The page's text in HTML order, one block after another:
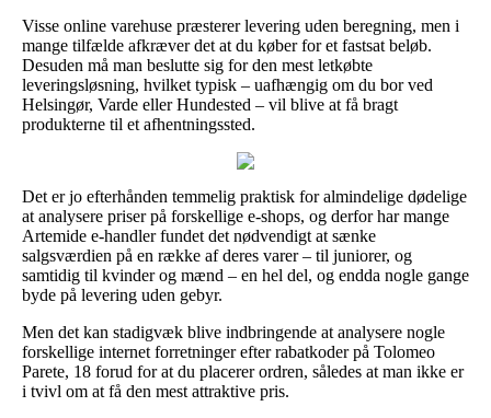
Visse online varehuse præsterer levering uden beregning, men i
mange tilfælde afkræver det at du køber for et fastsat beløb.
Desuden må man beslutte sig for den mest letkøbte
leveringsløsning, hvilket typisk – uafhængig om du bor ved
Helsingør, Varde eller Hundested – vil blive at få bragt
produkterne til et afhentningssted.
Det er jo efterhånden temmelig praktisk for almindelige dødelige
at analysere priser på forskellige e-shops, og derfor har mange
Artemide e-handler fundet det nødvendigt at sænke
salgsværdien på en række af deres varer – til juniorer, og
samtidig til kvinder og mænd – en hel del, og endda nogle gange
byde på levering uden gebyr.
Men det kan stadigvæk blive indbringende at analysere nogle
forskellige internet forretninger efter rabatkoder på Tolomeo
Parete, 18 forud for at du placerer ordren, således at man ikke er
i tvivl om at få den mest attraktive pris.